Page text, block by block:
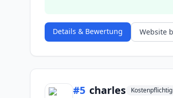
Details & Bewertung Website
#5 charles Kostenpflichtig